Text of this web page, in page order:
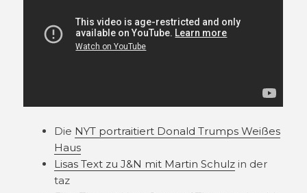
Die NYT portraitiert Donald Trumps Weißes
Haus
Lisas Text zu J&N mit Martin Schulz in der
taz